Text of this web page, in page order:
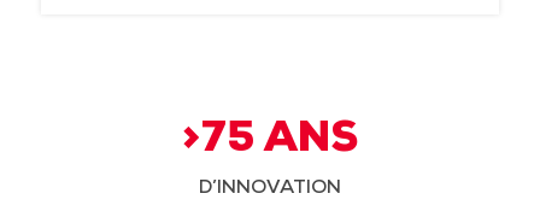
>75 ANS
D’INNOVATION